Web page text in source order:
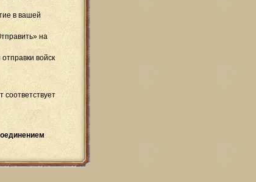
в вашей
на
войск